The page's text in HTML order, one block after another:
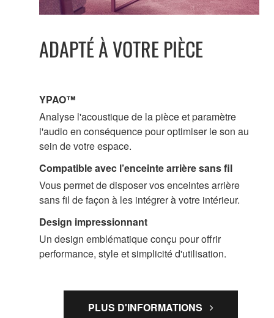
ADAPTÉ À VOTRE PIÈCE
YPAO™
Analyse l'acoustique de la pièce et paramètre
l'audio en conséquence pour optimiser le son au
sein de votre espace.
Compatible avec l’enceinte arrière sans fil
Vous permet de disposer vos enceintes arrière
sans fil de façon à les intégrer à votre intérieur.
Design impressionnant
Un design emblématique conçu pour offrir
performance, style et simplicité d'utilisation.
PLUS D'INFORMATIONS